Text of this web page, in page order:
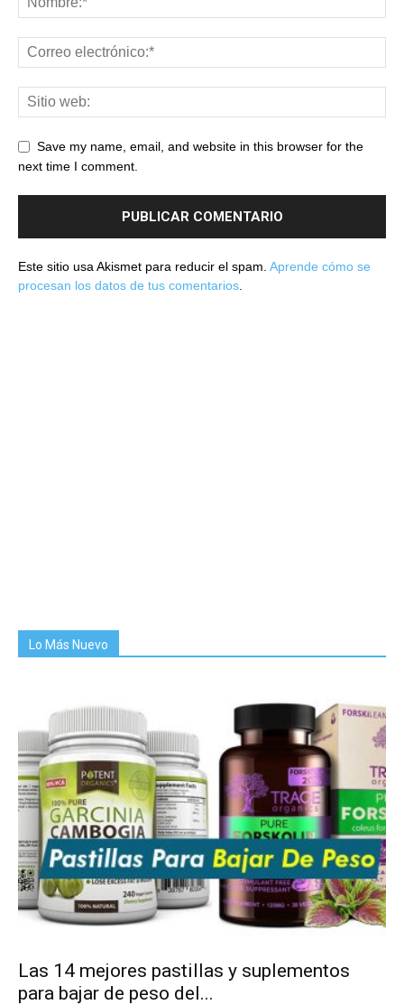
Save my name, email, and website in this browser for the
next time I comment.
Este sitio usa Akismet para reducir el spam. Aprende cómo se
procesan los datos de tus comentarios
Lo Más Nuevo
Las 14 mejores pastillas y suplementos
para bajar de peso del...